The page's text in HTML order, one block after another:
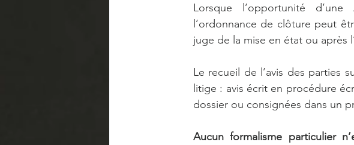
Lorsque l’opportunité
l’ordonnance de clôture peut
juge de la mise en état ou après
Le recueil de l’avis des parties
litige : avis écrit en procédure
dossier ou consignées dans un
Aucun formalisme particulier